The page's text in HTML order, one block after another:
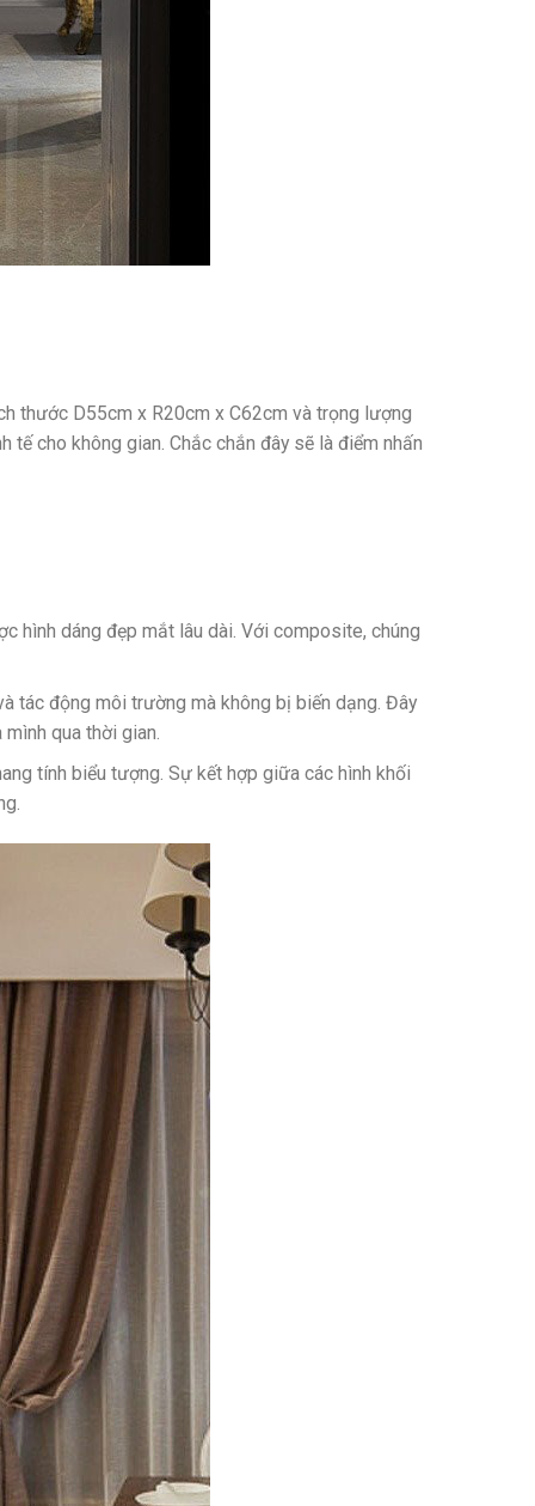
thước D55cm x R20cm x C62cm và trọng lượng
cho không gian. Chắc chắn đây sẽ là điểm nhấn
hình dáng đẹp mắt lâu dài. Với composite, chúng
tác động môi trường mà không bị biến dạng. Đây
qua thời gian.
tính biểu tượng. Sự kết hợp giữa các hình khối